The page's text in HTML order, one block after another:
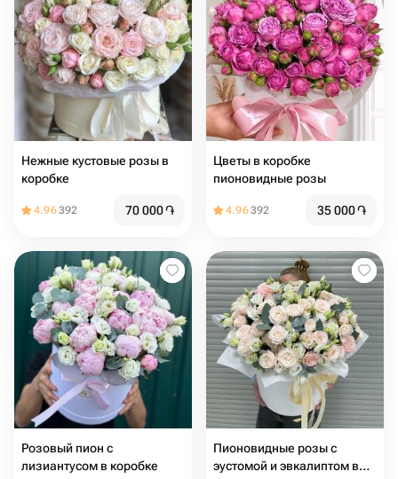
Нежные кустовые розы в
коробке
4.96392 70 000֏
Цветы в коробке
пионовидные розы
4.96392 35 000֏
Розовый пион с
лизиантусом в коробке
Пионовидные розы с
эустомой и эвкалиптом в